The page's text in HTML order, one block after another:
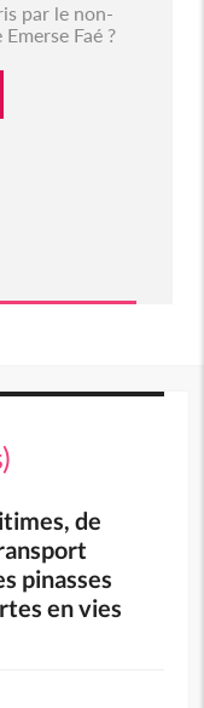
par le non-
Faé ?
de
pinasses
en vies